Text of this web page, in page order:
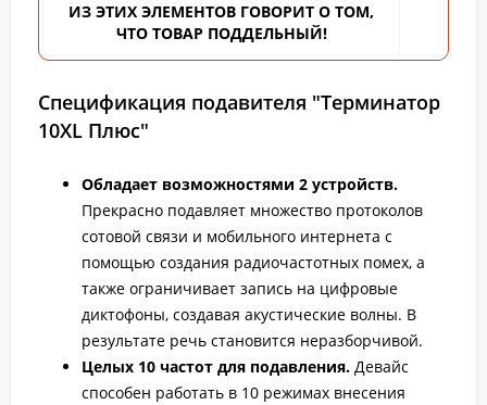
ИЗ ЭТИХ ЭЛЕМЕНТОВ ГОВОРИТ О ТОМ,
ЧТО ТОВАР ПОДДЕЛЬНЫЙ!
Спецификация подавителя "Терминатор
10XL Плюс"
Обладает возможностями 2 устройств.
Прекрасно подавляет множество протоколов
сотовой связи и мобильного интернета с
помощью создания радиочастотных помех, а
также ограничивает запись на цифровые
диктофоны, создавая акустические волны. В
результате речь становится неразборчивой.
Целых 10 частот для подавления. Девайс
способен работать в 10 режимах внесения